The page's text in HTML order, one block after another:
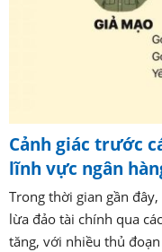
Cảnh giác trước
lĩnh vực ngân
Trong thời gian gần
lừa đảo tài chính qua
tăng, với nhiều thủ